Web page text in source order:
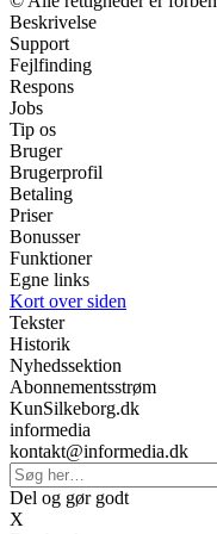
Beskrivelse
Support
Fejlfinding
Respons
Jobs
Tip os
Bruger
Brugerprofil
Betaling
Priser
Bonusser
Funktioner
Egne links
Kort over siden
Tekster
Historik
Nyhedssektion
Abonnementsstrøm
KunSilkeborg.dk
informedia
kontakt@informedia.dk
Del og gør godt
X